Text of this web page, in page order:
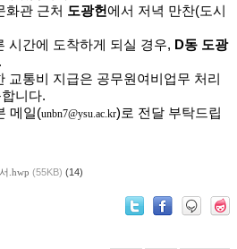
화관 근처 도광헌에서 저녁 만찬(도시
시간에 도착하게 되실 경우, D동 도광
통비 지급은 공무원여비업무 처리
니다.
메일(unbn7@ysu.ac.kr)로 전달 부탁드립
.hwp (55KB) (14)